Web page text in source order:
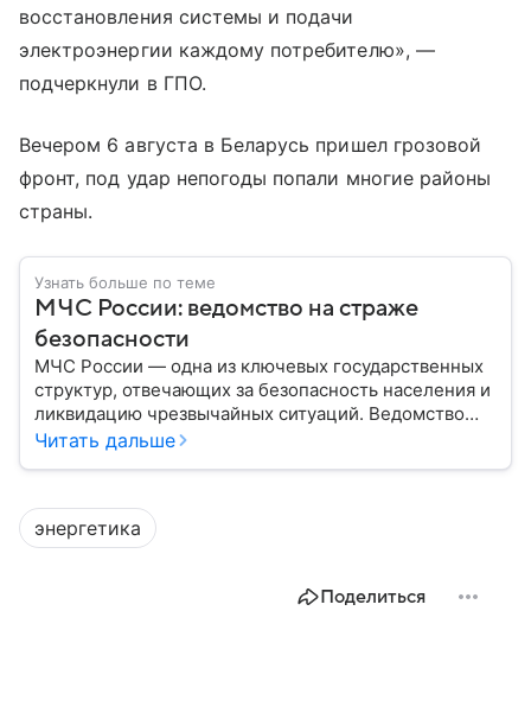
восстановления системы и подачи
электроэнергии каждому потребителю», —
подчеркнули в ГПО.
Вечером 6 августа в Беларусь пришел грозовой
фронт, под удар непогоды попали многие районы
страны.
Узнать больше по теме
МЧС России: ведомство на страже
безопасности
МЧС России — одна из ключевых государственных
структур, отвечающих за безопасность населения и
ликвидацию чрезвычайных ситуаций. Ведомство
играет важную роль в защите граждан от
представляет собой МЧС, как оно устроено, какие
задачи выполняет и какую роль играет в
современной России.
Читать дальше
энергетика
Поделиться